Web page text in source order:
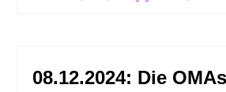
08.12.2024: Die